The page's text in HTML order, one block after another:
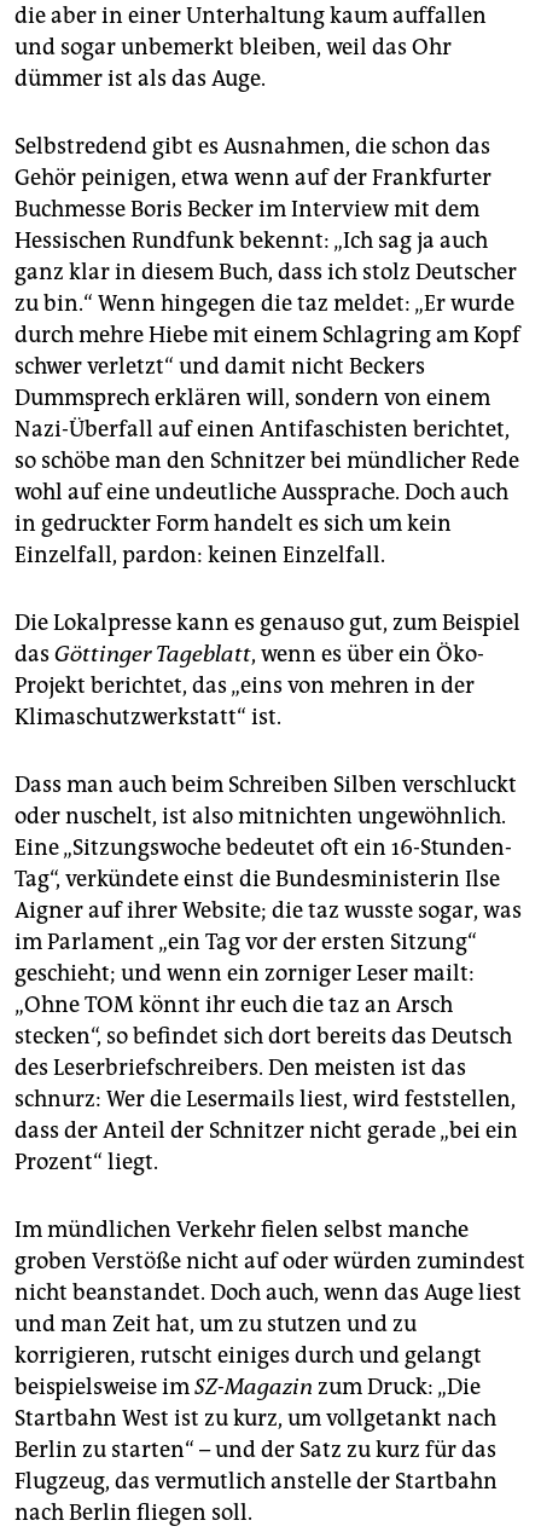
genossenschaft
epaper login
die aber in einer Unterhaltung kaum auffallen
und sogar unbemerkt bleiben, weil das Ohr
dümmer ist als das Auge.
Selbstredend gibt es Ausnahmen, die schon das
Gehör peinigen, etwa wenn auf der Frankfurter
Buchmesse Boris Becker im Interview mit dem
Hessischen Rundfunk bekennt: „Ich sag ja auch
ganz klar in diesem Buch, dass ich stolz Deutscher
zu bin.“ Wenn hingegen die taz meldet: „Er wurde
durch mehre Hiebe mit einem Schlagring am Kopf
schwer verletzt“ und damit nicht Beckers
Dummsprech erklären will, sondern von einem
Nazi-Überfall auf einen Antifaschisten berichtet,
so schöbe man den Schnitzer bei mündlicher Rede
wohl auf eine undeutliche Aussprache. Doch auch
in gedruckter Form handelt es sich um kein
Einzelfall, pardon: keinen Einzelfall.
Die Lokalpresse kann es genauso gut, zum Beispiel
das Göttinger Tageblatt, wenn es über ein Öko-
Projekt berichtet, das „eins von mehren in der
Klimaschutzwerkstatt“ ist.
Dass man auch beim Schreiben Silben verschluckt
oder nuschelt, ist also mitnichten ungewöhnlich.
Eine „Sitzungswoche bedeutet oft ein 16-Stunden-
Tag“, verkündete einst die Bundesministerin Ilse
Aigner auf ihrer Website; die taz wusste sogar, was
im Parlament „ein Tag vor der ersten Sitzung“
geschieht; und wenn ein zorniger Leser mailt:
„Ohne TOM könnt ihr euch die taz an Arsch
stecken“, so befindet sich dort bereits das Deutsch
des Leserbriefschreibers. Den meisten ist das
schnurz: Wer die Lesermails liest, wird feststellen,
dass der Anteil der Schnitzer nicht gerade „bei ein
Prozent“ liegt.
Im mündlichen Verkehr fielen selbst manche
groben Verstöße nicht auf oder würden zumindest
nicht beanstandet. Doch auch, wenn das Auge liest
und man Zeit hat, um zu stutzen und zu
korrigieren, rutscht einiges durch und gelangt
beispielsweise imSZ-Magazin zum Druck: „Die
Startbahn West ist zu kurz, um vollgetankt nach
Berlin zu starten“ – und der Satz zu kurz für das
Flugzeug, das vermutlich anstelle der Startbahn
nach Berlin fliegen soll.